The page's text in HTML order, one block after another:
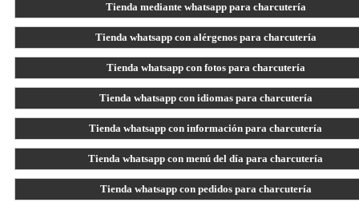
Tienda mediante whatsapp para charcutería
Tienda whatsapp con alérgenos para charcutería
Tienda whatsapp con fotos para charcutería
Tienda whatsapp con idiomas para charcutería
Tienda whatsapp con información para charcutería
Tienda whatsapp con menú del día para charcutería
Tienda whatsapp con pedidos para charcutería